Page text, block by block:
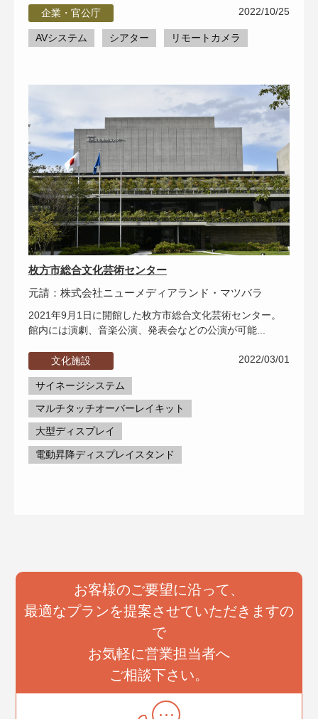
企業・官公庁 2022/10/25
AVシステム シアター リモートカメラ
枚方市総合文化芸術センター
元請：株式会社ニューメディアランド・マツバラ
2021年9月1日に開館した枚方市総合文化芸術センター。
館内には演劇、音楽公演、発表会などの公演が可能...
文化施設 2022/03/01
サイネージシステム
マルチタッチオーバーレイキット
大型ディスプレイ
電動昇降ディスプレイスタンド
お客様のご要望に沿って、
最適なプランを提案させていただきますの
で
お気軽に営業担当者へ
ご相談下さい。